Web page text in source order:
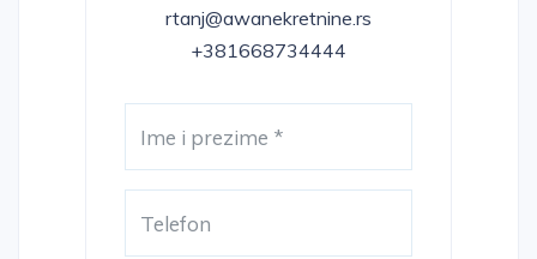
rtanj@awanekretnine.rs
+381668734444